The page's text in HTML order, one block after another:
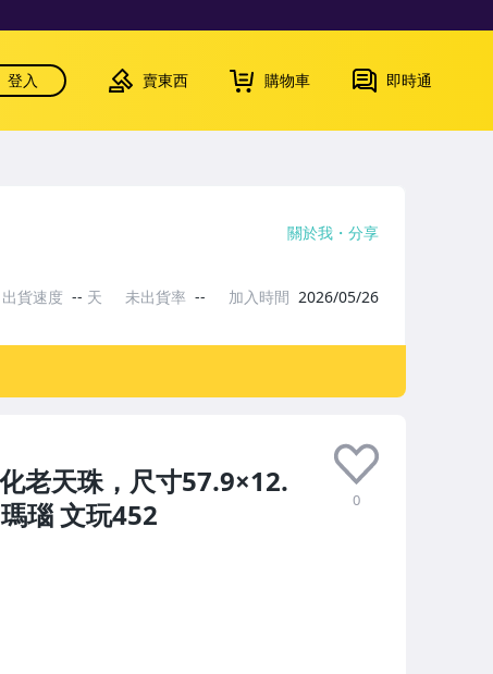
登入 賣東西 購物車 即時通
老天珠，尺寸57.9×12.
瑙 文玩452
0
關於我 分享
出貨速度 -- 天 未出貨率 -- 加入時間 2026/05/26